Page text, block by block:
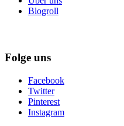
Blogroll
Folge uns
Facebook
Twitter
Pinterest
Instagram